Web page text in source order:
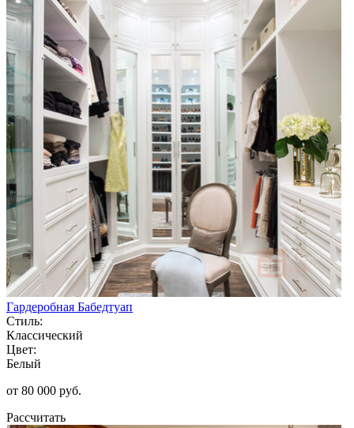
Гардеробная Бабедтуап
Стиль:
Классический
Цвет:
Белый
от 80 000 руб.
Рассчитать